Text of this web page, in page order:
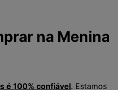
na Menina
é 100% confiável. Estamos